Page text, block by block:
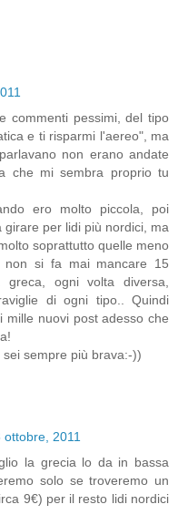
commenti pessimi, del tipo
e ti risparmi l'aereo", ma
non erano andate
che mi sembra proprio tu
ero molto piccola, poi
per lidi più nordici, ma
soprattutto quelle meno
non si fa mai mancare 15
ogni volta diversa,
di ogni tipo.. Quindi
mille nuovi post adesso che
sempre più brava:-))
2011
la grecia lo da in bassa
solo se troveremo un
9€) per il resto lidi nordici